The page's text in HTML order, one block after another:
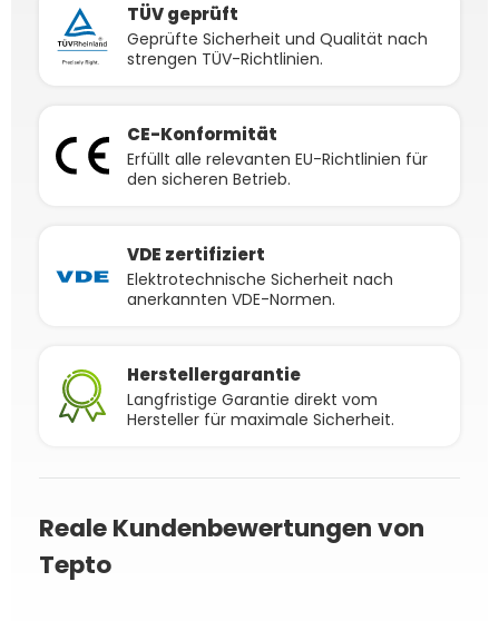
TÜV geprüft
Geprüfte Sicherheit und Qualität nach
strengen TÜV-Richtlinien.
CE-Konformität
Erfüllt alle relevanten EU-Richtlinien für
den sicheren Betrieb.
VDE zertifiziert
Elektrotechnische Sicherheit nach
anerkannten VDE-Normen.
Herstellergarantie
Langfristige Garantie direkt vom
Hersteller für maximale Sicherheit.
Reale Kundenbewertungen von
Tepto